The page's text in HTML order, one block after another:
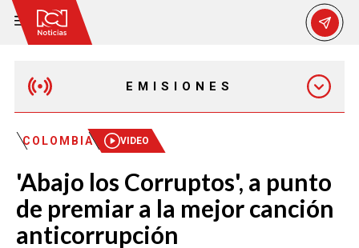
EMISIONES
MAÑANA EXPRESS
EMISIÓN 12:30 PM
EMISIÓN 7:00 PM
COLOMBIA VIDEO
'Abajo los Corruptos', a punto
de premiar a la mejor canción
anticorrupción